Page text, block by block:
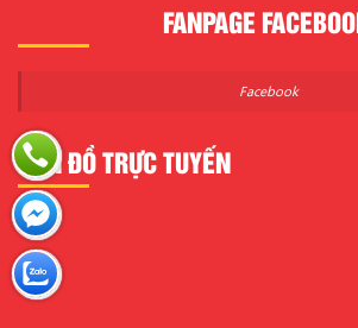
FANPAGE
Facebook
BẢN ĐỒ TRỰC TUYẾN